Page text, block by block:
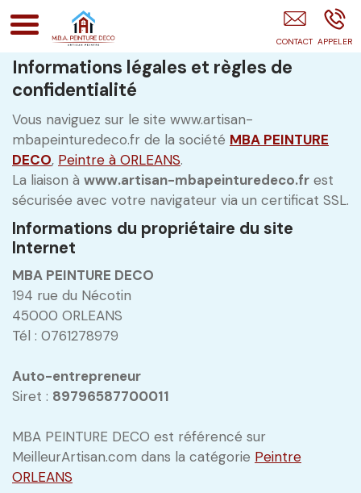
Informations légales et règles de
confidentialité
Vous naviguez sur le site www.artisan-
mbapeinturedeco.fr de la société MBA PEINTURE
DECO, Peintre à ORLEANS.
La liaison à www.artisan-mbapeinturedeco.fr est
sécurisée avec votre navigateur via un certificat SSL.
Informations du propriétaire du site
Internet
MBA PEINTURE DECO
194 rue du Nécotin
45000 ORLEANS
Tél : 0761278979
Auto-entrepreneur
Siret : 89796587700011
MBA PEINTURE DECO est référencé sur
MeilleurArtisan.com dans la catégorie Peintre
ORLEANS